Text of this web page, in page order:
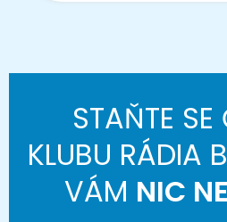
STAŇTE SE
KLUBU RÁDIA
VÁM NIC